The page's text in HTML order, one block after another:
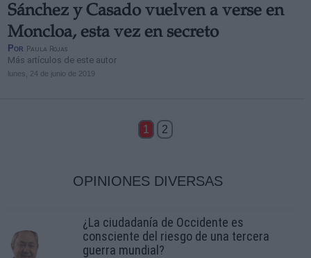
Sánchez y Casado vuelven a verse en
Moncloa, esta vez en secreto
Por Paula Rojas
Más artículos de este autor
lunes, 24 de junio de 2019
1 2
OPINIONES DIVERSAS
¿La ciudadanía de Occidente es
consciente del riesgo de una tercera
guerra mundial?